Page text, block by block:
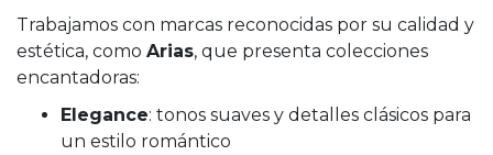
Trabajamos con marcas reconocidas por su calidad y
estética, como Arias, que presenta colecciones
encantadoras:
Elegance: tonos suaves y detalles clásicos para
un estilo romántico